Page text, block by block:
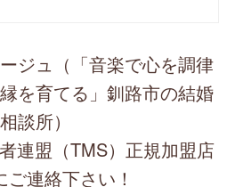
ジュ（「音楽で心を調律
を育てる」釧路市の結婚
相談所）
連盟（TMS）正規加盟店
ご連絡下さい！